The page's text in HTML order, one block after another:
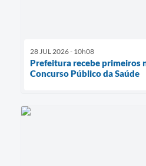
28 JUL 2026 - 10h08
Prefeitura recebe primeiros
Concurso Público da Saúde